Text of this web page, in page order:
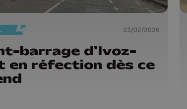
23/02/2026
barrage d'Ivoz-
en réfection dès ce